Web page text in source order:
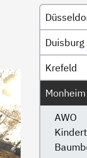
Duisburg
Krefeld
AWO